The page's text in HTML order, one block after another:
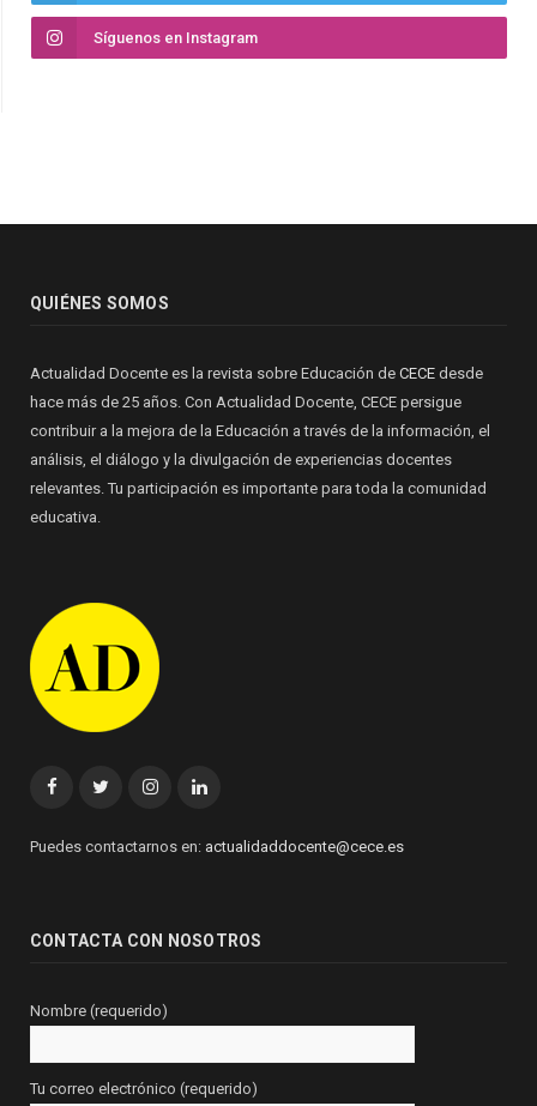
Síguenos en Instagram
QUIÉNES SOMOS
Actualidad Docente es la revista sobre Educación de CECE desde
hace más de 25 años. Con Actualidad Docente, CECE persigue
contribuir a la mejora de la Educación a través de la información, el
análisis, el diálogo y la divulgación de experiencias docentes
relevantes. Tu participación es importante para toda la comunidad
educativa.
FacebookTwitterInstagramLinkedin
Puedes contactarnos en: actualidaddocente@cece.es
CONTACTA CON NOSOTROS
Nombre (requerido)
Tu correo electrónico (requerido)